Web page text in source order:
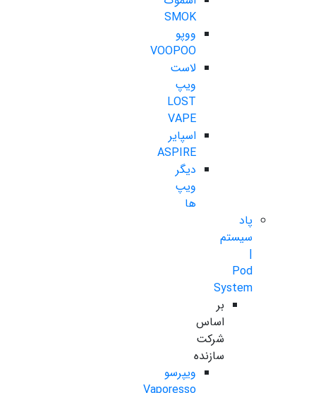
SMOK
ووپو
VOOPOO
لاست
ویپ
LOST
VAPE
اسپایر
ASPIRE
دیگر
ویپ
ها
پاد
سیستم
|
Pod
System
بر
اساس
شرکت
سازنده
ویپرسو